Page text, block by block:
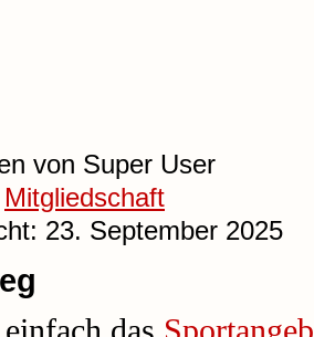
von Super User
Mitgliedschaft
23. September 2025